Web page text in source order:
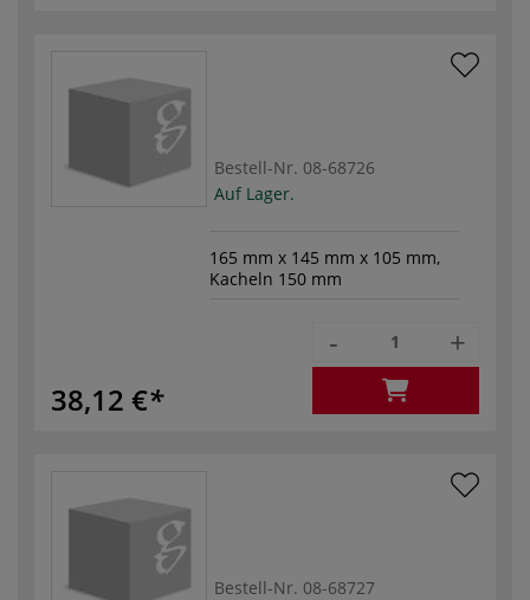
Bestell-Nr. 08-68726
Auf Lager.
165 mm x 145 mm x 105 mm,
Kacheln 150 mm
38,12 €
- +
Bestell-Nr. 08-68727